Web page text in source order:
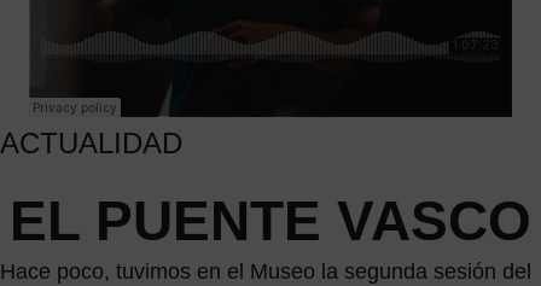
ACTUALIDAD
EL PUENTE VASCO
Hace poco, tuvimos en el Museo la segunda sesión del